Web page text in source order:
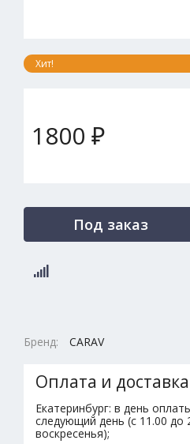
Хит!
1800 ₽
Под заказ
Бренд: CARAV
Оплата и доставка
Екатеринбург: в день
следующий день (с 11.00 до
воскресенья);